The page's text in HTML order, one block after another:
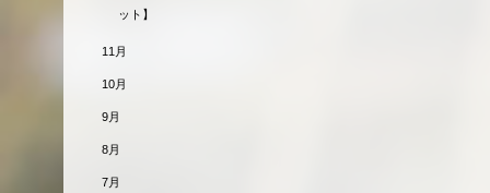
ット】
11月
10月
9月
8月
7月